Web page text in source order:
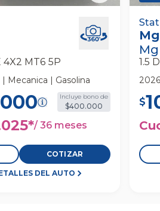
Elegance 4x2 Mt6 5p
4X2 MT6 5P
Mecanica | Gasolina
Incluye bono de
$400.000
*/ 36 meses
COTIZAR
DEL AUTO
Mg
Mg
1.5
$